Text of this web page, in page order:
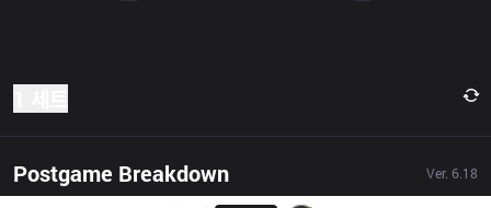
Postgame Breakdown Ver. 6.18